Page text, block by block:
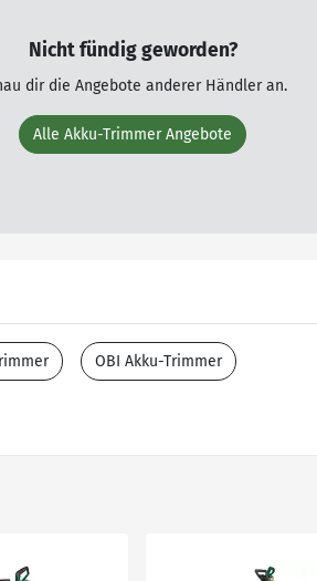
Nicht fündig geworden?
dir die Angebote anderer Händler an.
Alle Akku-Trimmer Angebote
OBI Akku-Trimmer